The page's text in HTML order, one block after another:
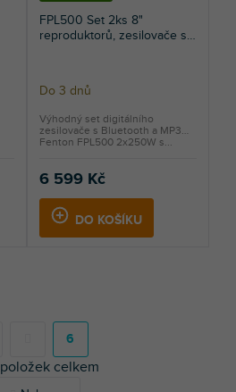
FPL500 Set 2ks 8"
reproduktorů, zesilovače s
Do 3 dnů
6 599 Kč
DO KOŠÍKU
Výhodný set digitálního
zesilovače s Bluetooth a MP3
Fenton FPL500 2x250W s...
O
n
6
položek celkem